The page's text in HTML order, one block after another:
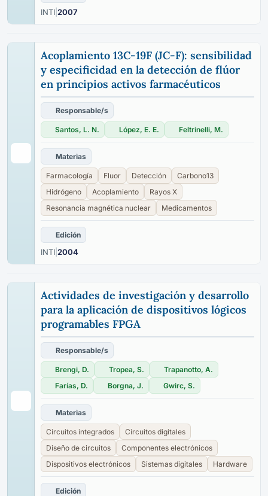
INTI 2007
Acoplamiento 13C-19F (JC-F): sensibilidad
y especificidad en la detección de flúor
en principios activos farmacéuticos
Responsable/s
Santos, L. N. López, E. E. Feltrinelli, M.
Materias
Farmacología Fluor Detección
Carbono13
Hidrógeno
Acoplamiento
Rayos X
Resonancia magnética nuclear
Medicamentos
Edición
INTI 2004
Actividades de investigación y desarrollo
para la aplicación de dispositivos lógicos
programables FPGA
Responsable/s
Brengi, D. Tropea, S.
Trapanotto, A.
Farías, D.
Borgna, J. Gwirc, S.
Materias
Circuitos integrados
Circuitos digitales
Diseño de circuitos
Componentes electrónicos
Dispositivos electrónicos
Sistemas digitales Hardware
Edición